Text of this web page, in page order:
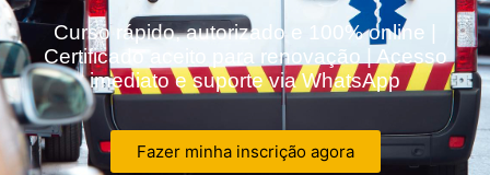
Curso rápido, autorizado e 100% online |
Certificado aceito para renovação | Acesso
imediato e suporte via WhatsApp
Fazer minha inscrição agora